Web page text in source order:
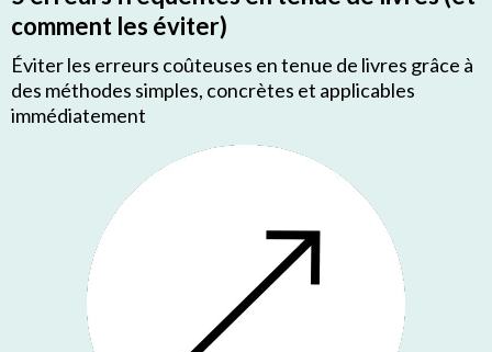
comment les éviter)
Éviter les erreurs coûteuses en tenue de livres grâce à
des méthodes simples, concrètes et applicables
immédiatement